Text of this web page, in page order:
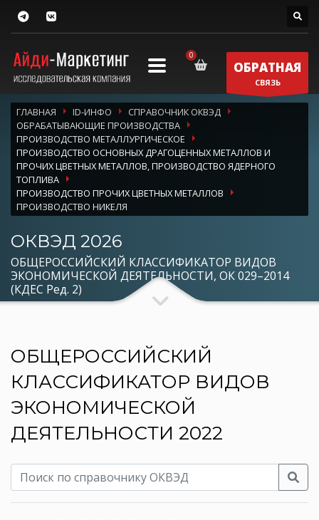
ОБРАТНАЯ
СВЯЗЬ
ГЛАВНАЯ ID-ИНФО
СПРАВОЧНИК ОКВЭД
ОБРАБАТЫВАЮЩИЕ ПРОИЗВОДСТВА
ПРОИЗВОДСТВО МЕТАЛЛУРГИЧЕСКОЕ
ПРОИЗВОДСТВО ОСНОВНЫХ ДРАГОЦЕННЫХ МЕТАЛЛОВ И
ПРОЧИХ ЦВЕТНЫХ МЕТАЛЛОВ, ПРОИЗВОДСТВО ЯДЕРНОГО
ТОПЛИВА
ПРОИЗВОДСТВО ПРОЧИХ ЦВЕТНЫХ МЕТАЛЛОВ
ПРОИЗВОДСТВО НИКЕЛЯ
ОКВЭД 2026
ОБЩЕРОССИЙСКИЙ КЛАССИФИКАТОР ВИДОВ
ЭКОНОМИЧЕСКОЙ ДЕЯТЕЛЬНОСТИ, ОК 029–2014
(КДЕС Ред. 2)
ОБЩЕРОССИЙСКИЙ
КЛАССИФИКАТОР ВИДОВ
ЭКОНОМИЧЕСКОЙ
ДЕЯТЕЛЬНОСТИ 2022